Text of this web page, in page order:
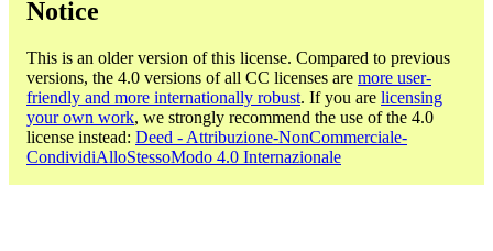
Notice
This is an older version of this license. Compared to previous
versions, the 4.0 versions of all CC licenses are more user-
friendly and more internationally robust. If you are licensing
your own work, we strongly recommend the use of the 4.0
license instead: Deed - Attribuzione-NonCommerciale-
CondividiAlloStessoModo 4.0 Internazionale